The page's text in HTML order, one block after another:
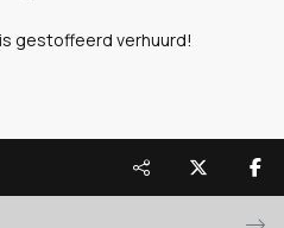
gestoffeerd verhuurd!